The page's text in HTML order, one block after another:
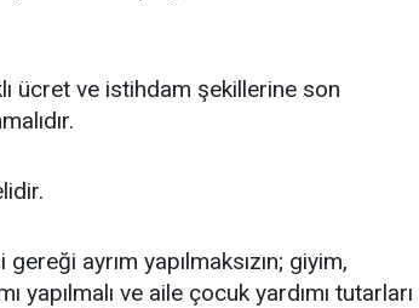
ücret ve istihdam şekillerine son
ayrım yapılmaksızın; giyim,
yapılmalı ve aile çocuk yardımı tutarları